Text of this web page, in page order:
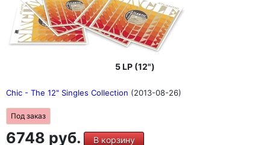
5 LP (12")
Chic - The 12" Singles Collection (2013-08-26)
Под заказ
6748 руб. В корзину